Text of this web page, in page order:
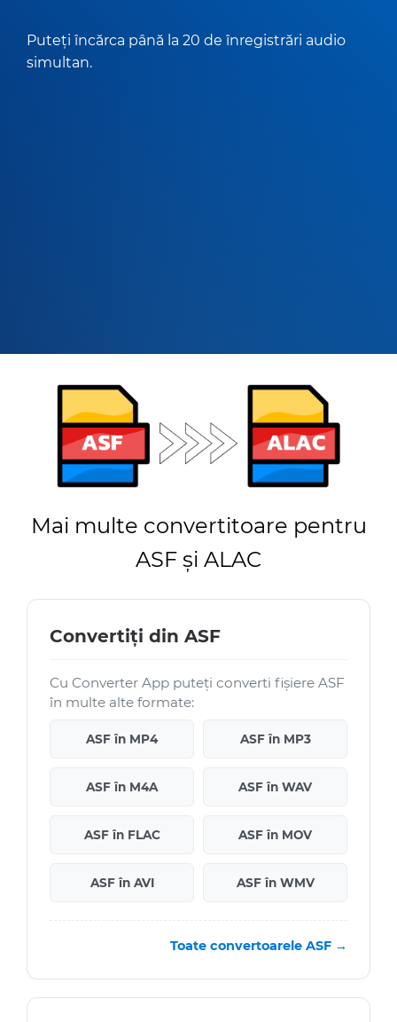
Puteți încărca până la 20 de înregistrări audio
simultan.
Mai multe convertitoare pentru
ASF și ALAC
Convertiți din ASF
Cu Converter App puteți converti fișiere ASF
în multe alte formate:
ASF în MP4 ASF în MP3
ASF în M4A ASF în WAV
ASF în FLAC ASF în MOV
ASF în AVI ASF în WMV
Toate convertoarele ASF →